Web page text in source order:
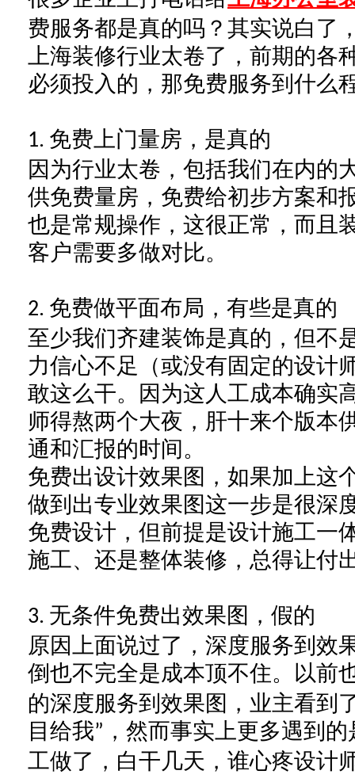
费服务都是真的吗？其实说白了
上海装修行业太卷了，前期的各
必须投入的，那免费服务到什么
1. 免费上门量房，是真的
因为行业太卷，包括我们在内的
供免费量房，免费给初步方案和
也是常规操作，这很正常，而且
客户需要多做对比。
2. 免费做平面布局，有些是真的
至少我们齐建装饰是真的，但不
力信心不足（或没有固定的设计
敢这么干。因为这人工成本确实
师得熬两个大夜 ， 肝十来个版本
通和汇报的时间。
免费出设计效果图，如果加上这
做到出专业效果图这一步是很深
免费设计，但前提是设计施工一
施工、还是整体装修，总得让付
3. 无条件免费出效果图，假的
原因上面说过了，深度服务到效
倒也不完全是成本顶不住。以前
的深度服务到效果图，业主看到
目给我” ，然而事实上更多遇到
工做了，白干几天，谁心疼设计